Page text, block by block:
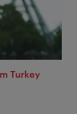
Turkey